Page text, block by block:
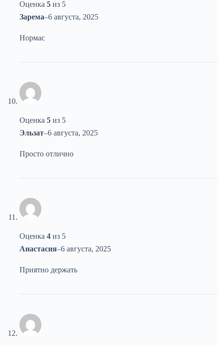
Оценка 5 из 5
Зарема–6 августа, 2025
Нормас
Оценка 5 из 5
Эльзат–6 августа, 2025
Просто отлично
Оценка 4 из 5
Анастасия–6 августа, 2025
Приятно держать